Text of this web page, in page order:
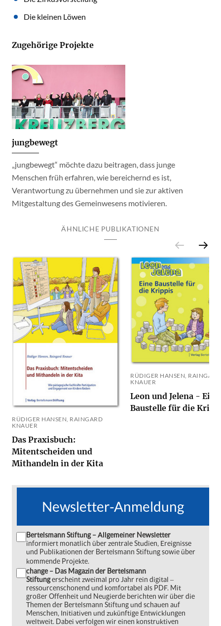
Die kleinen Löwen
Zugehörige Projekte
jungbewegt
„jungbewegt“ möchte dazu beitragen, dass junge
Menschen früh erfahren, wie bereichernd es ist,
Verantwortung zu übernehmen und sie zur aktiven
Mitgestaltung des Gemeinwesens motivieren.
ÄHNLICHE PUBLIKATIONEN
RÜDIGER HANSEN, RAINGARD
KNAUER
Das Praxisbuch:
Mitentscheiden und
Mithandeln in der Kita
RÜDIGER HANSEN, RAINGARD
KNAUER
Leon und Jelena - Eine
Baustelle für die
Newsletter-Anmeldung
Bertelsmann Stiftung – Allgemeiner Newsletter
informiert monatlich über zentrale Studien, Ereignisse
und Publikationen der Bertelsmann Stiftung sowie über
kommende Projekte.
change – Das Magazin der Bertelsmann
Stiftungerscheint zweimal pro Jahr rein digital ‒
ressourcenschonend und komfortabel als PDF. Mit
großer Offenheit und Neugierde berichten wir über die
Themen der Bertelsmann Stiftung und schauen auf
Menschen, Initiativen und zukünftige Entwicklungen
weltweit. Dabei verfolgen wir einen konstruktiven